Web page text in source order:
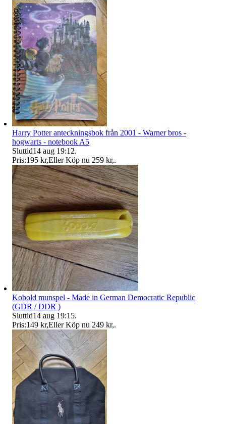
Harry Potter anteckningsbok från 2001 - Warner bros -
hogwarts - notebook A5
Sluttid14 aug 19:12.
Pris:195 kr,Eller Köp nu 259 kr,.
Kobold munspel - Made in German Democratic Republic
(GDR / DDR )
Sluttid14 aug 19:15.
Pris:149 kr,Eller Köp nu 249 kr,.